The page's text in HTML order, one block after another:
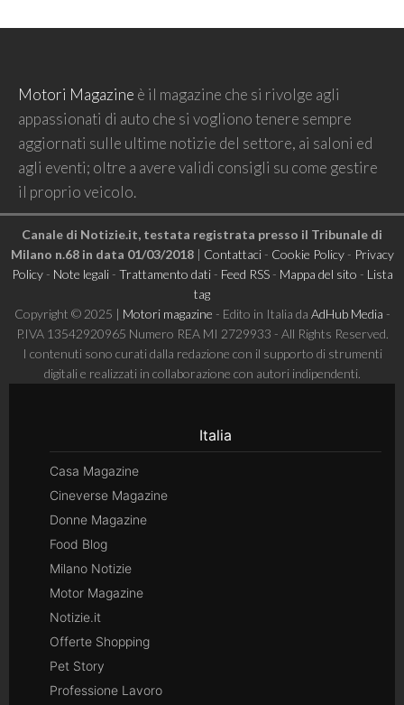
Motori Magazine è il magazine che si rivolge agli
appassionati di auto che si vogliono tenere sempre
aggiornati sulle ultime notizie del settore, ai saloni ed
agli eventi; oltre a avere validi consigli su come gestire
il proprio veicolo.
Canale di Notizie.it, testata registrata presso il Tribunale di
Milano n.68 in data 01/03/2018| Contattaci- Cookie Policy- Privacy
Policy- Note legali- Trattamento dati- Feed RSS- Mappa del sito - Lista
tag
Copyright © 2025 | Motori magazine - Edito in Italia da AdHub Media -
P.IVA 13542920965 Numero REA MI 2729933 - All Rights Reserved.
I contenuti sono curati dalla redazione con il supporto di strumenti
digitali e realizzati in collaborazione con autori indipendenti.
Italia
Casa Magazine
Cineverse Magazine
Donne Magazine
Food Blog
Milano Notizie
Motor Magazine
Notizie.it
Offerte Shopping
Pet Story
Professione Lavoro